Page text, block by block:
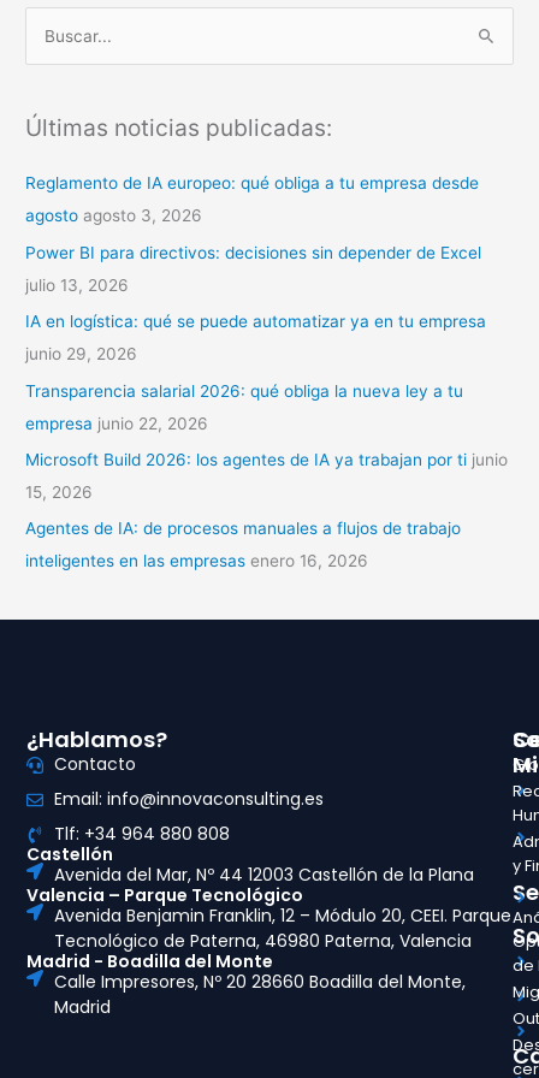
c
r
:
Últimas noticias publicadas:
Reglamento de IA europeo: qué obliga a tu empresa desde
agosto agosto 3, 2026
Power BI para directivos: decisiones sin depender de Excel
julio 13, 2026
IA en logística: qué se puede automatizar ya en tu empresa
junio 29, 2026
Transparencia salarial 2026: qué obliga la nueva ley a tu
empresa junio 22, 2026
Microsoft Build 2026: los agentes de IA ya trabajan por ti junio
15, 2026
Agentes de IA: de procesos manuales a flujos de trabajo
inteligentes en las empresas enero 16, 2026
y
de
¿Hablamos?
Contacto
Email: info@innovaconsulting.es
Tlf: +34 964 880 808
Castellón
Avenida del Mar, Nº 44 12003 Castellón de la Plana
Valencia – Parque Tecnológico
Avenida Benjamin Franklin, 12 – Módulo 20, CEEI. Parque
Tecnológico de Paterna, 46980 Paterna, Valencia
Madrid - Boadilla del Monte
Calle Impresores, Nº 20 28660 Boadilla del Monte,
Madrid